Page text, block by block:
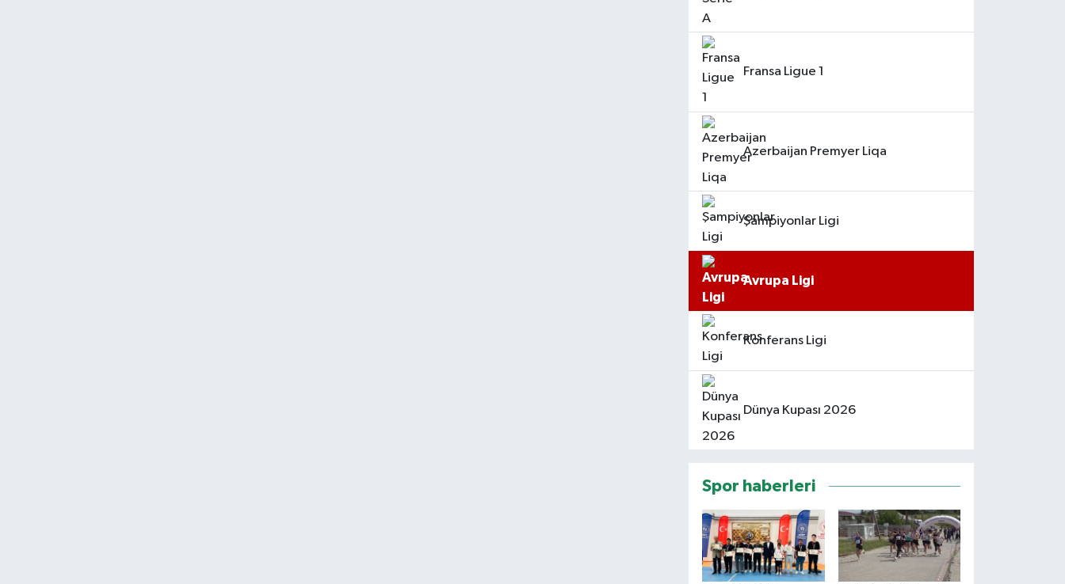
Fransa Ligue 1
Azerbaijan Premyer Liqa
Şampiyonlar Ligi
Avrupa Ligi
Konferans Ligi
Dünya Kupası 2026
Spor haberleri